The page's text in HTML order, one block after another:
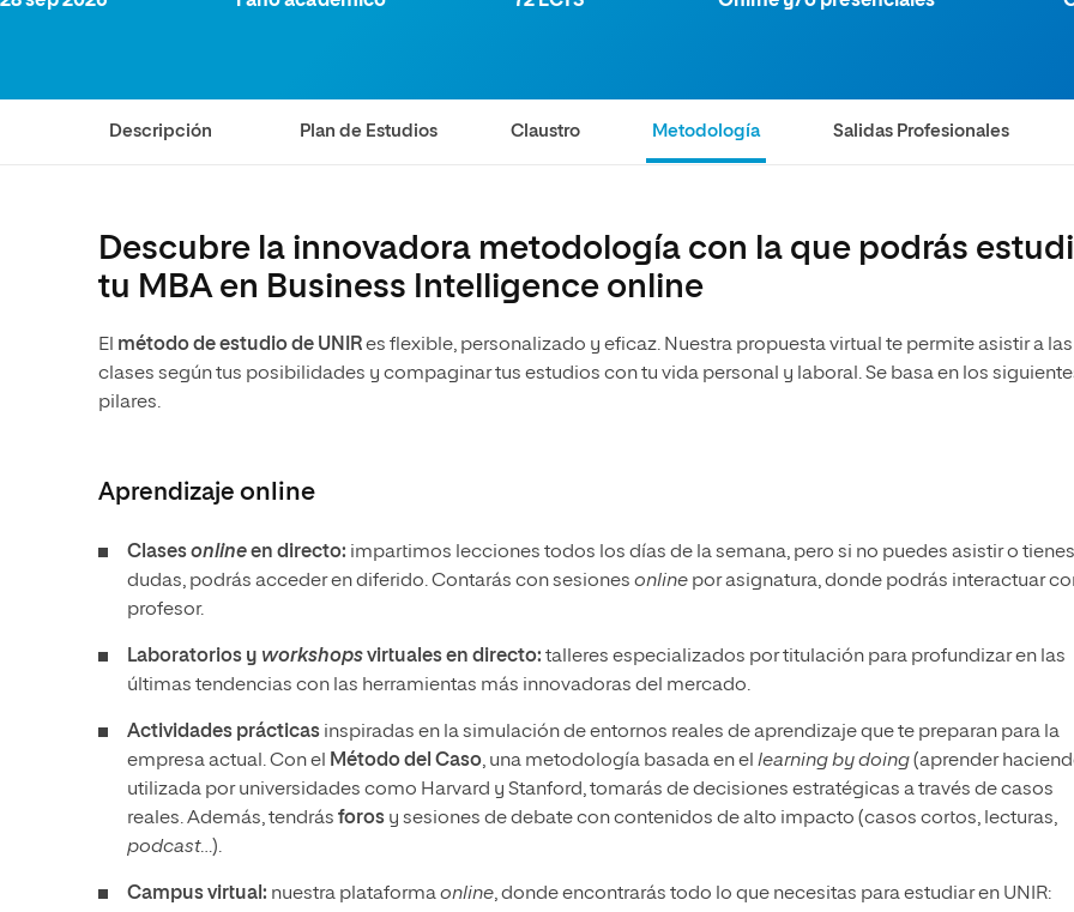
Humanidades
Ingeniería y Tecnología
Ciencias Sociales
Música
Descripción Plan de Estudios Claustro Metodología Salidas Profesionales
Descubre la innovadora metodología con la que podrás
tu MBA en Business Intelligence online
El método de estudio de UNIRes flexible, personalizado y eficaz. Nuestra propuesta virtual te permite asistir a las
clases según tus posibilidades y compaginar tus estudios con tu vida personal y laboral. Se basa en los
pilares.
Aprendizaje online
Clasesonlineen directo: impartimos lecciones todos los días de la semana, pero si no puedes asistir o tienes
dudas, podrás acceder en diferido. Contarás con sesiones online por asignatura, donde podrás interactuar
profesor.
Laboratorios y workshopsvirtuales en directo: talleres especializados por titulación para profundizar en las
últimas tendencias con las herramientas más innovadoras del mercado.
Actividades prácticas inspiradas en la simulación de entornos reales de aprendizaje que te preparan para la
empresa actual. Con el
Método del Caso, una metodología basada en el learning by doing(aprender
utilizada por universidades como Harvard y Stanford, tomarás de decisiones estratégicas a través de casos
reales. Además, tendrás foros y sesiones de debate con contenidos de alto impacto (casos cortos, lecturas,
podcast…).
Campus virtual: nuestra plataformaonline, donde encontrarás todo lo que necesitas para estudiar en UNIR: